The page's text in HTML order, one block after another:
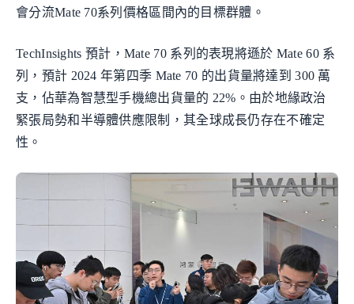
會分流Mate 70系列價格區間內的目標群體。
TechInsights 預計，Mate 70 系列的表現將遜於 Mate 60 系
列，預計 2024 年第四季 Mate 70 的出貨量將達到 300 萬
支，佔華為智慧型手機總出貨量的 22%。由於地緣政治
緊張局勢和半導體供應限制，其全球成長仍存在不確定
性。